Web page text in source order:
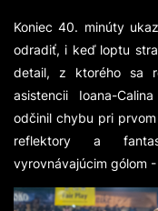
Koniec 40. minúty
odradiť, i keď loptu
detail, z ktorého sa
asistencii Ioana-
odčinil chybu pri
reflektory a
vyrovnávajúcim gólom -